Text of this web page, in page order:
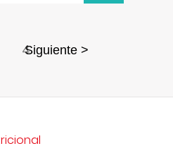
4
Siguiente >